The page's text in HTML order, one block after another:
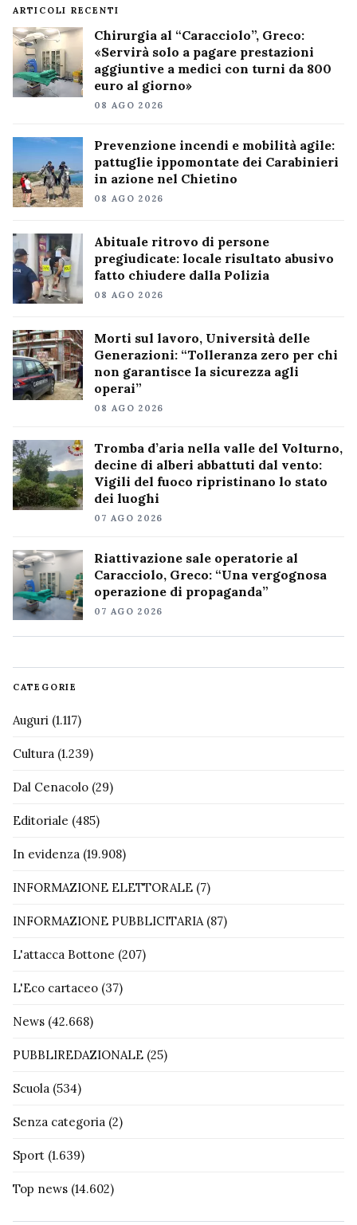
ARTICOLI RECENTI
Chirurgia al “Caracciolo”, Greco:
«Servirà solo a pagare prestazioni
aggiuntive a medici con turni da 800
euro al giorno»
08 AGO 2026
Prevenzione incendi e mobilità agile:
pattuglie ippomontate dei Carabinieri
in azione nel Chietino
08 AGO 2026
Abituale ritrovo di persone
pregiudicate: locale risultato abusivo
fatto chiudere dalla Polizia
08 AGO 2026
Morti sul lavoro, Università delle
Generazioni: “Tolleranza zero per chi
non garantisce la sicurezza agli
operai”
08 AGO 2026
Tromba d’aria nella valle del Volturno,
decine di alberi abbattuti dal vento:
Vigili del fuoco ripristinano lo stato
dei luoghi
07 AGO 2026
Riattivazione sale operatorie al
Caracciolo, Greco: “Una vergognosa
operazione di propaganda”
07 AGO 2026
CATEGORIE
Auguri (1.117)
Cultura (1.239)
Dal Cenacolo (29)
Editoriale (485)
In evidenza (19.908)
INFORMAZIONE ELETTORALE (7)
INFORMAZIONE PUBBLICITARIA(87)
L'attacca Bottone (207)
L'Eco cartaceo (37)
News (42.668)
PUBBLIREDAZIONALE (25)
Scuola (534)
Senza categoria (2)
Sport (1.639)
Top news (14.602)